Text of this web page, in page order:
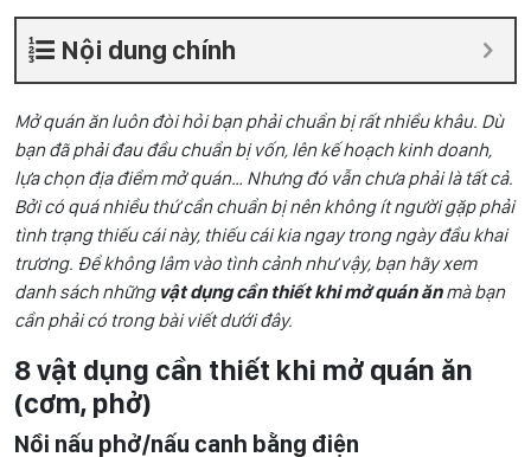
Nội dung chính
Mở quán ăn luôn đòi hỏi bạn phải chuẩn bị rất nhiều khâu. Dù
bạn đã phải đau đầu chuẩn bị vốn, lên kế hoạch kinh doanh,
lựa chọn địa điểm mở quán… Nhưng đó vẫn chưa phải là tất cả.
Bởi có quá nhiều thứ cần chuẩn bị nên không ít người gặp phải
tình trạng thiếu cái này, thiếu cái kia ngay trong ngày đầu khai
trương. Để không lâm vào tình cảnh như vậy, bạn hãy xem
danh sách những vật dụng cần thiết khi mở quán ănmà bạn
cần phải có trong bài viết dưới đây.
8 vật dụng cần thiết khi mở quán ăn
(cơm, phở)
Nồi nấu phở/nấu canh bằng điện